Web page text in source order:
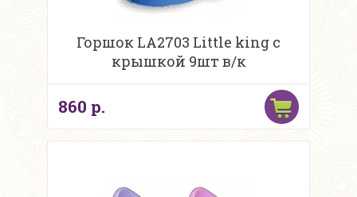
Горшок LA2703 Little king c
крышкой 9шт в/к
860 р.